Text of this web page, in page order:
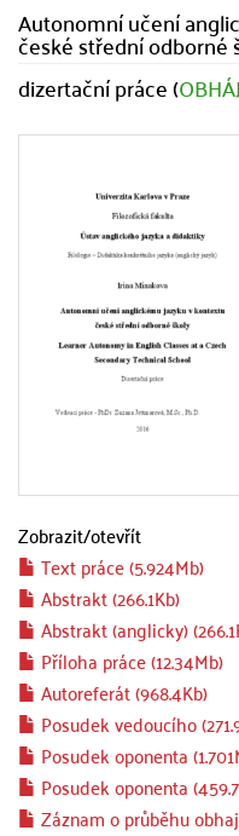
Autonomní učení
české střední odborné
dizertační práce (
Zobrazit/otevřít
Text práce (5.924Mb)
Abstrakt (266.1Kb)
Abstrakt (anglicky)
Příloha práce (12.34Mb)
Autoreferát (968.4Kb)
Posudek vedoucího
Posudek oponenta
Posudek oponenta
Záznam o průběhu